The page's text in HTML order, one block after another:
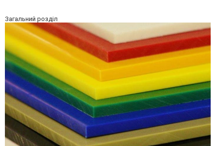
Загальний розділ